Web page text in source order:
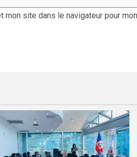
mon site dans le navigateur pour